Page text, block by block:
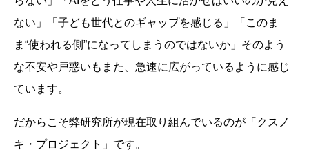
ない」「子ども世代とのギャップを感じる」「このま
ま“使われる側”になってしまうのではないか」そのよう
な不安や戸惑いもまた、急速に広がっているように感じ
ています。
だからこそ弊研究所が現在取り組んでいるのが「クスノ
キ・プロジェクト」です。